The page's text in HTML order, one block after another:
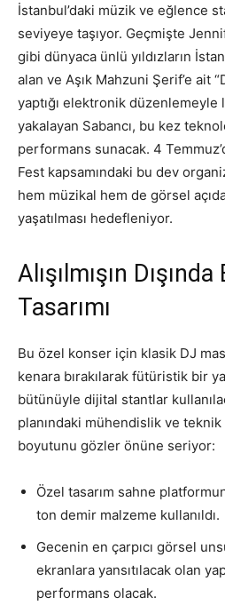
İstanbul’daki müzik ve eğlence
seviyeye taşıyor. Geçmişte
gibi dünyaca ünlü yıldızların
alan ve Aşık Mahzuni Şerif’e ait
yaptığı elektronik düzenlemeyle
yakalayan Sabancı, bu kez
performans sunacak. 4
Fest kapsamındaki bu dev
hem müzikal hem de görsel
yaşatılması hedefleniyor.
Alışılmışın
Tasarımı
Bu özel konser için klasik DJ
kenara bırakılarak fütüristik bir
bütünüyle dijital stantlar
planındaki mühendislik ve
boyutunu gözler önüne seriyor:
Özel tasarım sahne
ton demir malzeme kullanıldı.
Gecenin en çarpıcı görsel
ekranlara yansıtılacak olan
performans olacak.